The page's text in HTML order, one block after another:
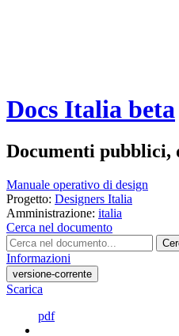
Docs Italia beta
Documenti pubblici,
Manuale operativo di design
Progetto: Designers Italia
Amministrazione: italia
Cerca nel documento
Informazioni
versione-corrente
Scarica
pdf